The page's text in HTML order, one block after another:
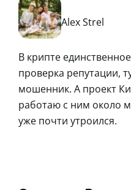
Alex Strel
В крипте
проверка репутации,
мошенник. А проект
работаю с ним около
уже почти утроился.